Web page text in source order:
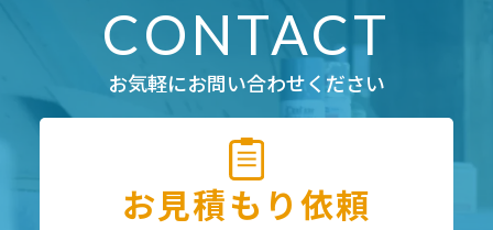
CONTACT
お気軽にお問い合わせください
お見積もり依頼